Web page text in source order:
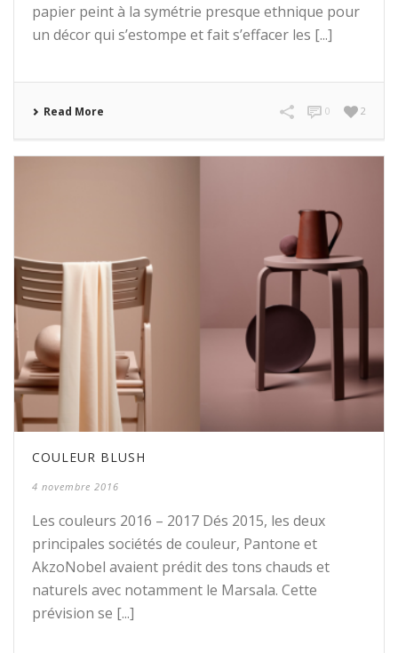
papier peint à la symétrie presque ethnique pour
un décor qui s’estompe et fait s’effacer les [...]
Read More 2
0
COULEUR BLUSH
4 novembre 2016
Les couleurs 2016 – 2017 Dés 2015, les deux
principales sociétés de couleur, Pantone et
AkzoNobel avaient prédit des tons chauds et
naturels avec notamment le Marsala. Cette
prévision se [...]